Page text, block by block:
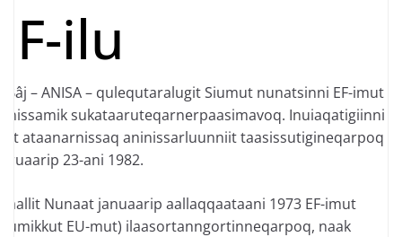
ilu
Bâj – ANISA – qulequtaralugit Siumut nunatsinni EF-imut
sukataaruteqarnerpaasimavoq. Inuiaqatigiinni
ataanarnissaq aninissarluunniit taasissutigineqarpoq
23-ani 1982.
Nunaat januaarip aallaqqaataani 1973 EF-imut
EU-mut) ilaasortanngortinneqarpoq, naak